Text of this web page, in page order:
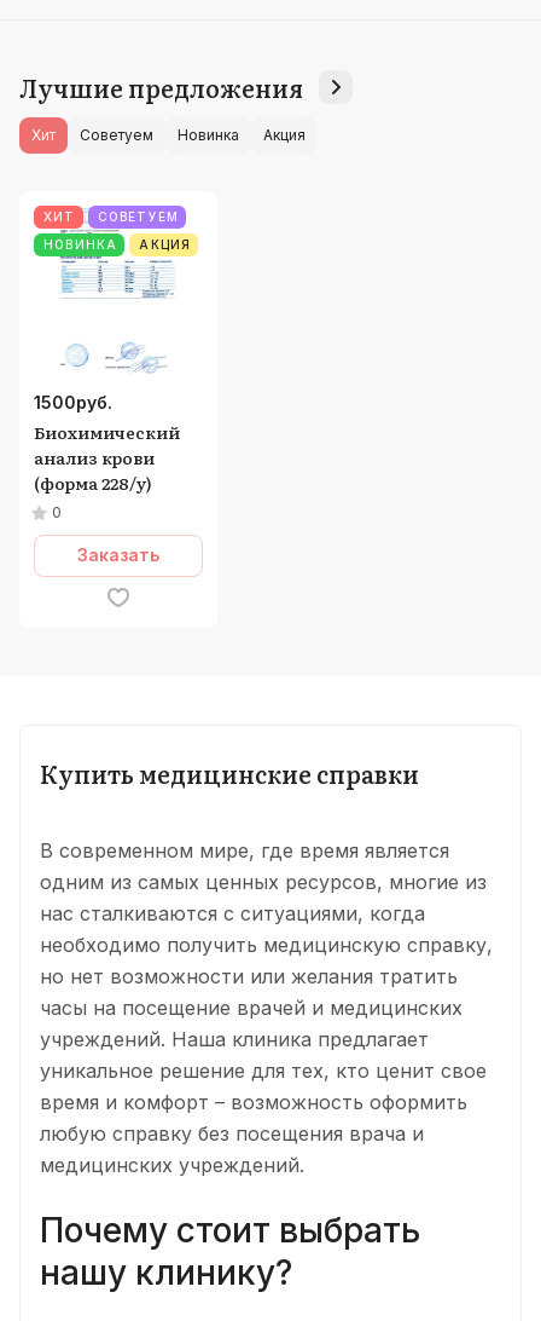
Лучшие предложения
Хит Советуем Новинка Акция
ХИТ
СОВЕТУЕМ
НОВИНКА
АКЦИЯ
1500руб.
Биохимический
анализ крови
(форма 228/у)
0
Заказать
Купить медицинские справки
В современном мире, где время является
одним из самых ценных ресурсов, многие из
нас сталкиваются с ситуациями, когда
необходимо получить медицинскую справку,
но нет возможности или желания тратить
часы на посещение врачей и медицинских
учреждений. Наша клиника предлагает
уникальное решение для тех, кто ценит свое
время и комфорт – возможность оформить
любую справку без посещения врача и
медицинских учреждений.
Почему стоит выбрать
нашу клинику?